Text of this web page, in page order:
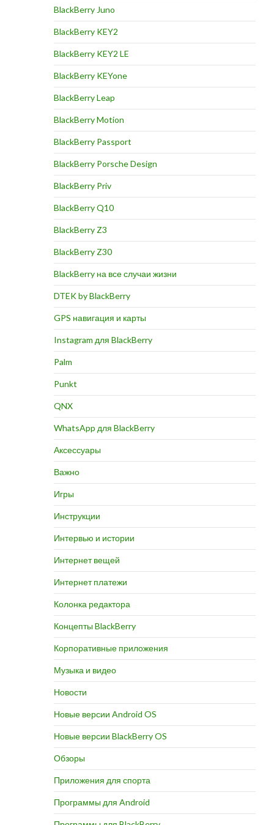
BlackBerry Juno
BlackBerry KEY2
BlackBerry KEY2 LE
BlackBerry KEYone
BlackBerry Leap
BlackBerry Motion
BlackBerry Passport
BlackBerry Porsche Design
BlackBerry Priv
BlackBerry Q10
BlackBerry Z3
BlackBerry Z30
BlackBerry на все случаи жизни
DTEK by BlackBerry
GPS навигация и карты
Instagram для BlackBerry
Palm
Punkt
QNX
WhatsApp для BlackBerry
Аксессуары
Важно
Игры
Инструкции
Интервью и истории
Интернет вещей
Интернет платежи
Колонка редактора
Концепты BlackBerry
Корпоративные приложения
Музыка и видео
Новости
Новые версии Android OS
Новые версии BlackBerry OS
Обзоры
Приложения для спорта
Программы для Android